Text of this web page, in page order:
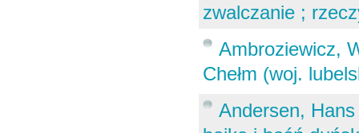
zwalczanie ;
Ambroziewicz,
Chełm (woj.
Andersen,